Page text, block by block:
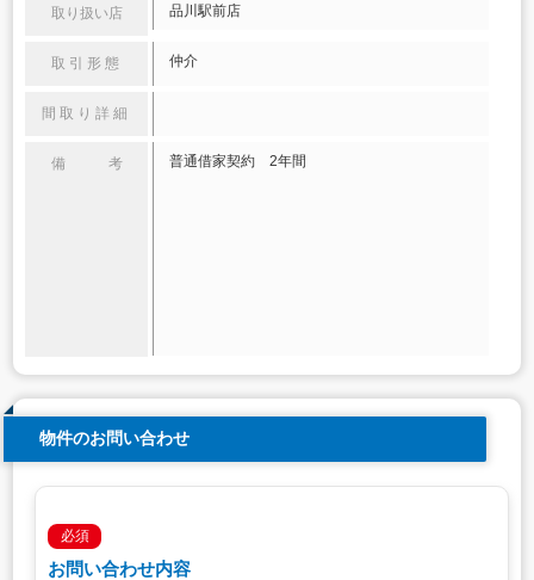
取り扱い店 品川駅前店
取引形態 仲介
間取り詳細
備 考 普通借家契約 2年間
物件のお問い合わせ
必須
お問い合わせ内容